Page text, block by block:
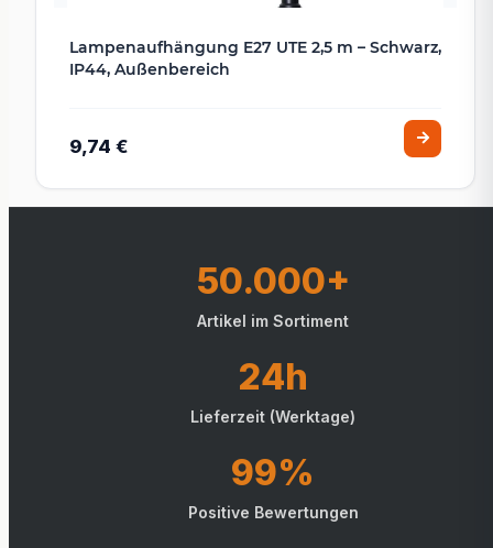
Lampenaufhängung E27 UTE 2,5 m – Schwarz,
IP44, Außenbereich
9,74 €
50.000+
Artikel im Sortiment
24h
Lieferzeit (Werktage)
99%
Positive Bewertungen